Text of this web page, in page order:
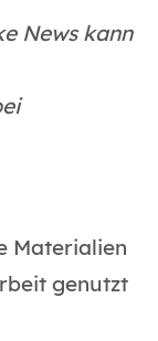
News kann
Materialien
genutzt